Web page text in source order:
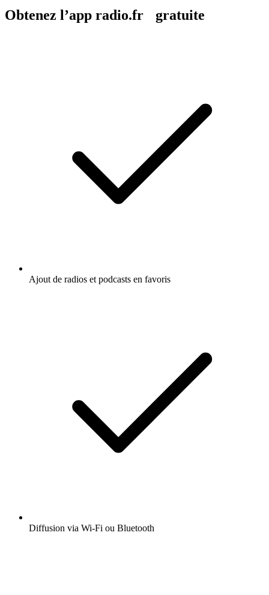
Obtenez l’app radio.fr gratuite
Ajout de radios et podcasts en favoris
Diffusion via Wi-Fi ou Bluetooth